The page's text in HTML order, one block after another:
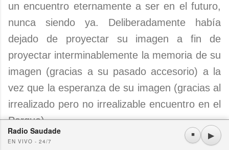
Radio Saudade
EN VIVO - 24/7
⏹ ▶
un encuentro eternamente a ser en el futuro,
nunca siendo ya. Deliberadamente había
dejado de proyectar su imagen a fin de
proyectar interminablemente la memoria de su
imagen (gracias a su pasado accesorio) a la
vez que la esperanza de su imagen (gracias al
irrealizado pero no irrealizable encuentro en el
Parque).
Usamos cookies propias y de terceros. Si continúa navegando consideramos que acepta su